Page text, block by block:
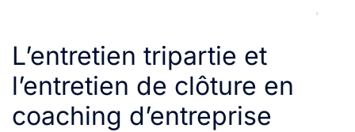
L’entretien tripartie et
l’entretien de clôture en
coaching d’entreprise